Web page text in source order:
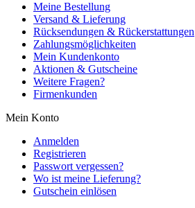
Meine Bestellung
Versand & Lieferung
Rücksendungen & Rückerstattungen
Zahlungsmöglichkeiten
Mein Kundenkonto
Aktionen & Gutscheine
Weitere Fragen?
Firmenkunden
Mein Konto
Anmelden
Registrieren
Passwort vergessen?
Wo ist meine Lieferung?
Gutschein einlösen